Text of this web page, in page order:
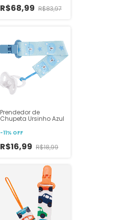
R$68,99 R$83,97
Prendedor de
Chupeta Ursinho Azul
-11% OFF
R$16,99 R$18,99